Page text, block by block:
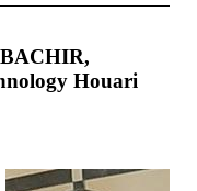
Houari